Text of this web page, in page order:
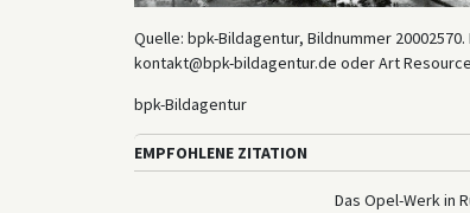
Quelle: bpk-Bildagentur, Bildnummer
kontakt@bpk-bildagentur.de oder Art
bpk-Bildagentur
EMPFOHLENE ZITATION
Das Opel-Werk in